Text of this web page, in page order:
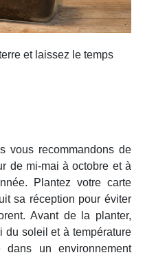
et laissez le temps
vous recommandons de
de mi-mai à octobre et à
Plantez votre carte
sa réception pour éviter
Avant de la planter,
du soleil et à température
un environnement